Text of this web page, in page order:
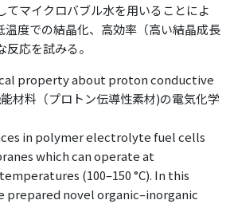
てマイクロバブル水を用いることによ
温度での結晶化、高効率（高い結晶成長
反応を試みる。
property about proton conductive
材料（プロトン伝導性素材)の電気化学
in polymer electrolyte fuel cells
which can operate at
(100–150 °C). In this
prepared novel organic–inorganic